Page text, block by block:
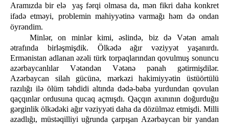
Aramızda bir elə yaş fərqi olmasa da, mən fikri daha konkret
ifadə etməyi, problemin mahiyyətinə varmağı həm də ondan
öyrəndim.
Minlər, on minlər kimi, əslində, biz də Vətən amalı
ətrafında birləşmişdik. Ölkədə ağır vəziyyət yaşanırdı.
Ermənistan adlanan əzəli türk torpaqlarından qovulmuş sonuncu
azərbaycanlılar Vətəndən Vətənə pənah gətirmişdilər.
Azərbaycan silah gücünə, mərkəzi hakimiyyətin üstüörtülü
razılığı ilə ölüm təhdidi altında dədə-baba yurdundan qovulan
qaçqınlar ordusuna qucaq açmışdı. Qaçqın axınının doğurduğu
gərginlik ölkədəki ağır vəziyyəti daha da dözülməz etmişdi. Milli
azadlığı, müstəqilliyi uğrunda çarpışan Azərbaycan bir yandan